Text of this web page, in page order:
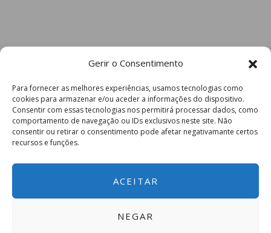
Gerir o Consentimento
Para fornecer as melhores experiências, usamos tecnologias como
cookies para armazenar e/ou aceder a informações do dispositivo.
Consentir com essas tecnologias nos permitirá processar dados, como
comportamento de navegação ou IDs exclusivos neste site. Não
consentir ou retirar o consentimento pode afetar negativamante certos
recursos e funções.
ACEITAR
NEGAR